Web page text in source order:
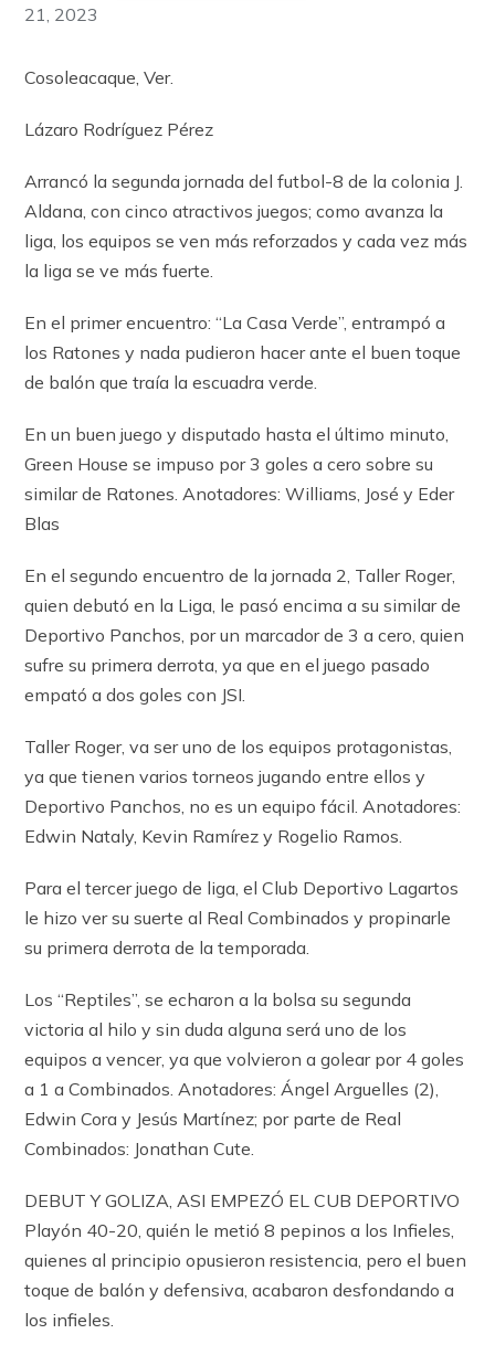
21, 2023
Cosoleacaque, Ver.
Lázaro Rodríguez Pérez
Arrancó la segunda jornada del futbol-8 de la colonia J.
Aldana, con cinco atractivos juegos; como avanza la
liga, los equipos se ven más reforzados y cada vez más
la liga se ve más fuerte.
En el primer encuentro: “La Casa Verde”, entrampó a
los Ratones y nada pudieron hacer ante el buen toque
de balón que traía la escuadra verde.
En un buen juego y disputado hasta el último minuto,
Green House se impuso por 3 goles a cero sobre su
similar de Ratones. Anotadores: Williams, José y Eder
Blas
En el segundo encuentro de la jornada 2, Taller Roger,
quien debutó en la Liga, le pasó encima a su similar de
Deportivo Panchos, por un marcador de 3 a cero, quien
sufre su primera derrota, ya que en el juego pasado
empató a dos goles con JSI.
Taller Roger, va ser uno de los equipos protagonistas,
ya que tienen varios torneos jugando entre ellos y
Deportivo Panchos, no es un equipo fácil. Anotadores:
Edwin Nataly, Kevin Ramírez y Rogelio Ramos.
Para el tercer juego de liga, el Club Deportivo Lagartos
le hizo ver su suerte al Real Combinados y propinarle
su primera derrota de la temporada.
Los “Reptiles”, se echaron a la bolsa su segunda
victoria al hilo y sin duda alguna será uno de los
equipos a vencer, ya que volvieron a golear por 4 goles
a 1 a Combinados. Anotadores: Ángel Arguelles (2),
Edwin Cora y Jesús Martínez; por parte de Real
Combinados: Jonathan Cute.
DEBUT Y GOLIZA, ASI EMPEZÓ EL CUB DEPORTIVO
Playón 40-20, quién le metió 8 pepinos a los Infieles,
quienes al principio opusieron resistencia, pero el buen
toque de balón y defensiva, acabaron desfondando a
los infieles.